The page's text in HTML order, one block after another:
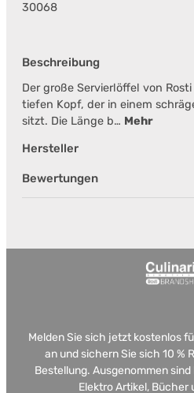
30068
Beschreibung
Der große Servierlöffel von
tiefen Kopf, der in einem
sitzt. Die Länge b… Mehr
Hersteller
Bewertungen
Melden Sie sich jetzt kostenlos
an und sichern Sie sich 10 %
Bestellung. Ausgenommen
Elektro Artikel, Bücher